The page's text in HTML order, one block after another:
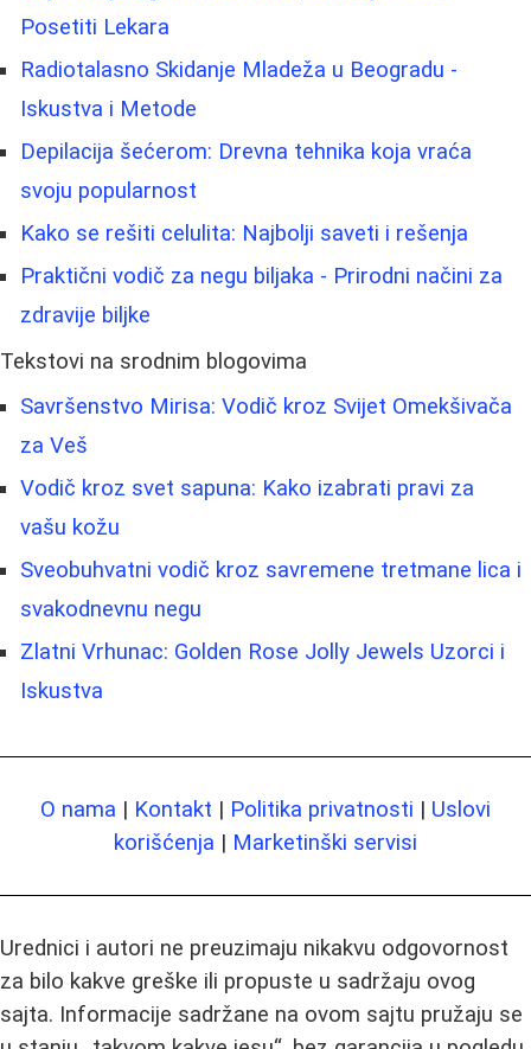
Posetiti Lekara
Radiotalasno Skidanje Mladeža u Beogradu -
Iskustva i Metode
Depilacija šećerom: Drevna tehnika koja vraća
svoju popularnost
Kako se rešiti celulita: Najbolji saveti i rešenja
Praktični vodič za negu biljaka - Prirodni načini za
zdravije biljke
Tekstovi na srodnim blogovima
Savršenstvo Mirisa: Vodič kroz Svijet Omekšivača
za Veš
Vodič kroz svet sapuna: Kako izabrati pravi za
vašu kožu
Sveobuhvatni vodič kroz savremene tretmane lica i
svakodnevnu negu
Zlatni Vrhunac: Golden Rose Jolly Jewels Uzorci i
Iskustva
O nama | Kontakt | Politika privatnosti | Uslovi
korišćenja | Marketinški servisi
Urednici i autori ne preuzimaju nikakvu odgovornost
za bilo kakve greške ili propuste u sadržaju ovog
sajta. Informacije sadržane na ovom sajtu pružaju se